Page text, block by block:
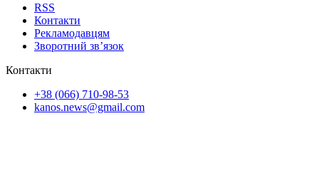
RSS
Контакти
Рекламодавцям
Зворотний зв’язок
Контакти
+38 (066) 710-98-53
kanos.news@gmail.com